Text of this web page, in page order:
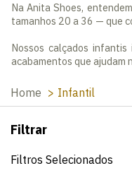
Na Anita Shoes,
tamanhos 20 a 36 — que
Nossos calçados
acabamentos que ajudam
Home Infantil
Filtrar
Filtros Selecionados